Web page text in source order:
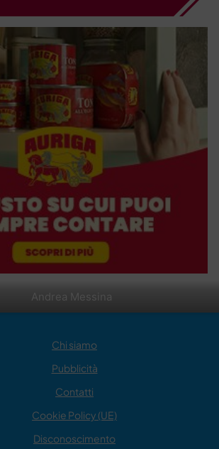
Andrea Messina
Chi siamo
Pubblicità
Contatti
Cookie Policy (UE)
Disconoscimento